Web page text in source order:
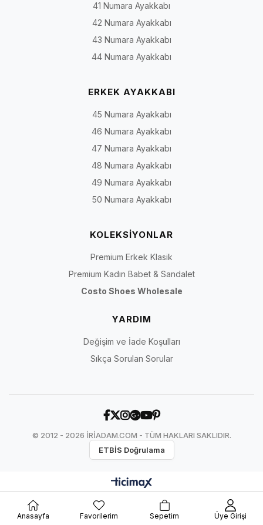
41 Numara Ayakkabı
42 Numara Ayakkabı
43 Numara Ayakkabı
44 Numara Ayakkabı
ERKEK AYAKKABI
45 Numara Ayakkabı
46 Numara Ayakkabı
47 Numara Ayakkabı
48 Numara Ayakkabı
49 Numara Ayakkabı
50 Numara Ayakkabı
KOLEKSİYONLAR
Premium Erkek Klasik
Premium Kadın Babet & Sandalet
Costo Shoes Wholesale
YARDIM
Değişim ve İade Koşulları
Sıkça Sorulan Sorular
© 2012 - 2026 İRİADAM.COM - TÜM HAKLARI SAKLIDIR.
ETBİS Doğrulama
Anasayfa Favorilerim Sepetim Üye Girişi